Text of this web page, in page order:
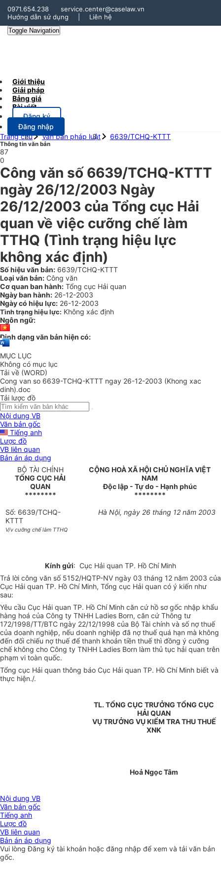
0971.654.238
service.center@caselaw.vn
Hướng dẫn sử dụng
Liên hệ
Toggle Navigation
Giới thiệu
Giải pháp
Bảng giá
Bài viết
Đăng ký
Đăng nhập
Trang chủ
Văn bản pháp luật 6639/TCHQ-KTTT
Thông tin văn bản
87
0
Công văn số 6639/TCHQ-KTTT
ngày 26/12/2003 Ngày
26/12/2003 của Tổng cục Hải
quan về việc cưỡng chế làm
TTHQ (Tình trạng hiệu lực
không xác định)
Số hiệu văn bản: 6639/TCHQ-KTTT
Loại văn bản: Công văn
Cơ quan ban hành: Tổng cục Hải quan
Ngày ban hành: 26-12-2003
Ngày có hiệu lực: 26-12-2003
Tình trạng hiệu lực: Không xác định
Ngôn ngữ:
Định dạng văn bản hiện có:
MỤC LỤC
Không có mục lục
Tải về (WORD)
Cong van so 6639-TCHQ-KTTT ngay 26-12-2003 (Khong xac
dinh).doc
Tải lược đồ
Nội dung VB
Văn bản gốc
Tiếng anh
Lược đồ
VB liên quan
Bản án áp dụng
BỘ TÀI CHÍNH
TỔNG CỤC HẢI
QUAN
********
CỘNG HOÀ XÃ HỘI CHỦ NGHĨA VIỆT
NAM
Độc lập - Tự do - Hạnh phúc
********
Số: 6639/TCHQ-
KTTT
V/v cưỡng chế làm TTHQ
Hà Nội, ngày 26 tháng 12 năm 2003
Kính gửi: Cục Hải quan TP. Hồ Chí Minh
Trả lời công văn số 5152/HQTP-NV ngày 03 tháng 12 năm 2003 của
Cục Hải quan TP. Hồ Chí Minh, Tổng cục Hải quan có ý kiến như
sau:
Yêu cầu Cục Hải quan TP. Hồ Chí Minh căn cứ hồ sơ gốc nhập khẩu
hàng hoá của Công ty TNHH Ladies Born, căn cứ Thông tư
172/1998/TT/BTC ngày 22/12/1998 của Bộ Tài chính và số nợ thuế
của doanh nghiệp, nếu doanh nghiệp đã nợ thuế quá hạn mà không
đến đối chiếu nợ thuế để thanh khoản tiền thuế thì đồng ý cưỡng
chế không cho Công ty TNHH Ladies Born làm thủ tục hải quan trên
phạm vi toàn quốc.
Tổng cục Hải quan thông báo Cục Hải quan TP. Hồ Chí Minh biết và
thực hiện./.
TL. TỔNG CỤC TRƯỞNG TỔNG CỤC
HẢI QUAN
VỤ TRƯỞNG VỤ KIỂM TRA THU THUẾ
XNK
Hoả Ngọc Tâm
Nội dung VB
Văn bản gốc
Tiếng anh
Lược đồ
VB liên quan
Bản án áp dụng
Vui lòngĐăng ký tài khoản hoặc đăng nhập để xem và tải văn bản
gốc.